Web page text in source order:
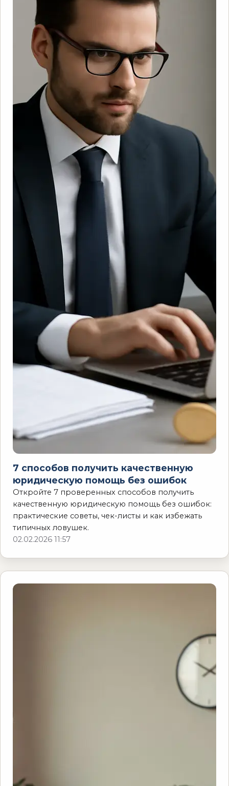
7 способов получить качественную
юридическую помощь без ошибок
Откройте 7 проверенных способов получить
качественную юридическую помощь без ошибок:
практические советы, чек-листы и как избежать
типичных ловушек.
02.02.2026 11:57